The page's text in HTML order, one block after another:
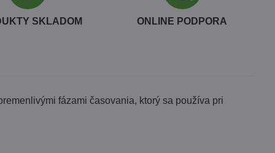
SKLADOM ONLINE PODPORA
fázami časovania, ktorý sa používa pri